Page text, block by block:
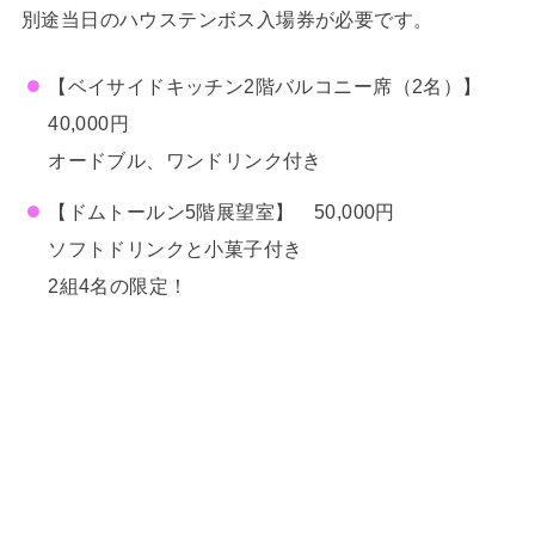
別途当日のハウステンボス入場券が必要です。
【ベイサイドキッチン2階バルコニー席（2名）】
40,000円
オードブル、ワンドリンク付き
【ドムトールン5階展望室】 50,000円
ソフトドリンクと小菓子付き
2組4名の限定！